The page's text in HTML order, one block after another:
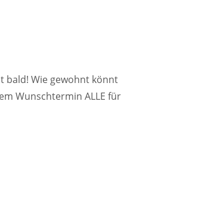
bald! Wie gewohnt könnt
Wunschtermin ALLE für